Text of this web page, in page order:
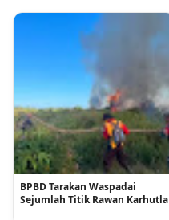
BPBD Tarakan Waspadai
Sejumlah Titik Rawan Karhutla